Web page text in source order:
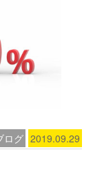
ログ 2019.09.29